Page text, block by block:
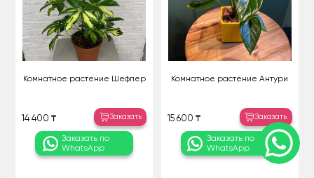
Комнатное растение Шефлер
14 400 ₸ Заказать
Заказать по
WhatsApp
Комнатное растение Антури
15 600 ₸ Заказать
Заказать по
WhatsApp